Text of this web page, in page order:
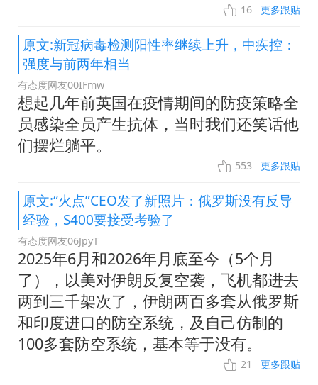
16 更多跟贴
原文:新冠病毒检测阳性率继续上升，中疾控：
强度与前两年相当
有态度网友00IFmw
想起几年前英国在疫情期间的防疫策略全
员感染全员产生抗体，当时我们还笑话他
们摆烂躺平。
553 更多跟贴
原文:“火点”CEO发了新照片：俄罗斯没有反导
经验，S400要接受考验了
有态度网友06JpyT
2025年6月和2026年月底至今（5个月
了），以美对伊朗反复空袭，飞机都进去
两到三千架次了，伊朗两百多套从俄罗斯
和印度进口的防空系统，及自己仿制的
100多套防空系统，基本等于没有。
21 更多跟贴